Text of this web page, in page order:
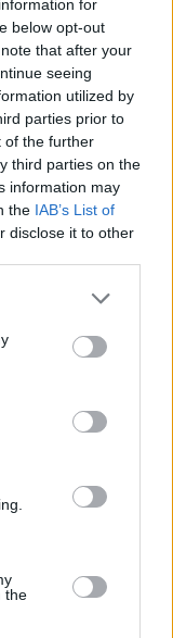
for
below opt-out
that after your
seeing
utilized by
parties prior to
of the further
third parties on the
information may
the IAB’s List of
disclose it to other
the